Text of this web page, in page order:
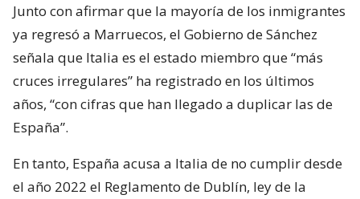
Junto con afirmar que la mayoría de los inmigrantes
ya regresó a Marruecos, el Gobierno de Sánchez
señala que Italia es el estado miembro que “más
cruces irregulares” ha registrado en los últimos
años, “con cifras que han llegado a duplicar las de
España”.
En tanto, España acusa a Italia de no cumplir desde
el año 2022 el Reglamento de Dublín, ley de la